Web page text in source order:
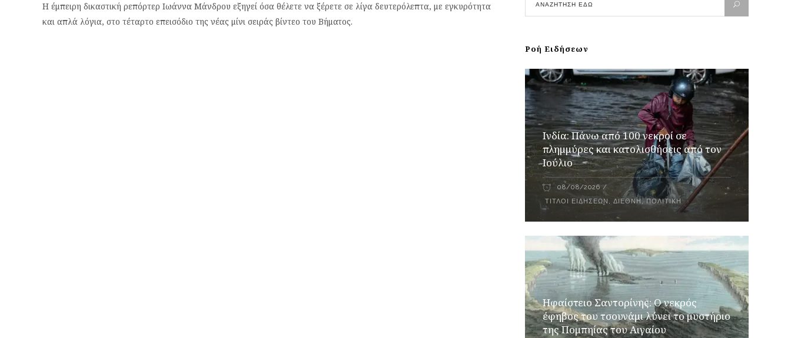
Η έμπειρη δικαστική ρεπόρτερ Ιωάννα Μάνδρου εξηγεί όσα θέλετε να ξέρετε σε λίγα δευτερόλεπτα, με εγκυρότητα
και απλά λόγια, στο τέταρτο επεισόδιο της νέας μίνι σειράς βίντεο του Βήματος.
Ροή Ειδήσεων
Ινδία: Πάνω από 100 νεκροί σε
πλημμύρες και κατολισθήσεις από τον
Ιούλιο
08/08/2026
ΤΊΤΛΟΙ ΕΙΔΉΣΕΩΝ ,ΔΙΕΘΝΉ, ΠΟΛΙΤΙΚΉ
Ηφαίστειο Σαντορίνης: Ο νεκρός
έφηβος του τσουνάμι λύνει το μυστήριο
της Πομπηίας του Αιγαίου